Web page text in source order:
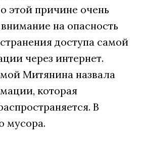
этой причине очень
на опасность
доступа самой
через интернет.
Митянина назвала
которая
В
мусора.